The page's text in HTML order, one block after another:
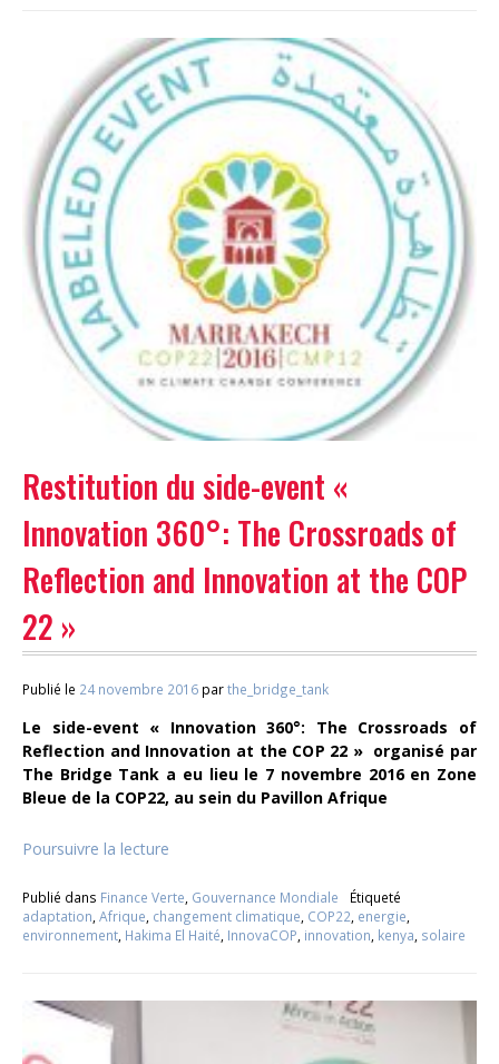
Restitution du side-event «
Innovation 360°: The Crossroads of
Reflection and Innovation at the COP
22 »
Publié le 24 novembre 2016 parthe_bridge_tank
Le side-event « Innovation 360°: The Crossroads of
Reflection and Innovation at the COP 22 » organisé par
The Bridge Tank a eu lieu le 7 novembre 2016 en Zone
Bleue de la COP22, au sein du Pavillon Afrique
Poursuivre la lecture
Publié dans Finance Verte Gouvernance Mondiale
Étiqueté
adaptation Afrique changement climatique COP22 energie
environnement Hakima El Haité InnovaCOP innovation kenya solaire